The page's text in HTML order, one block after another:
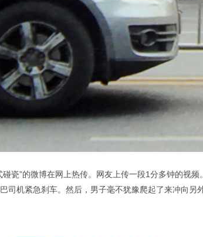
”的微博在网上热传。网友上传一段1分多钟的视频
司机紧急刹车。然后，男子毫不犹豫爬起了来冲向